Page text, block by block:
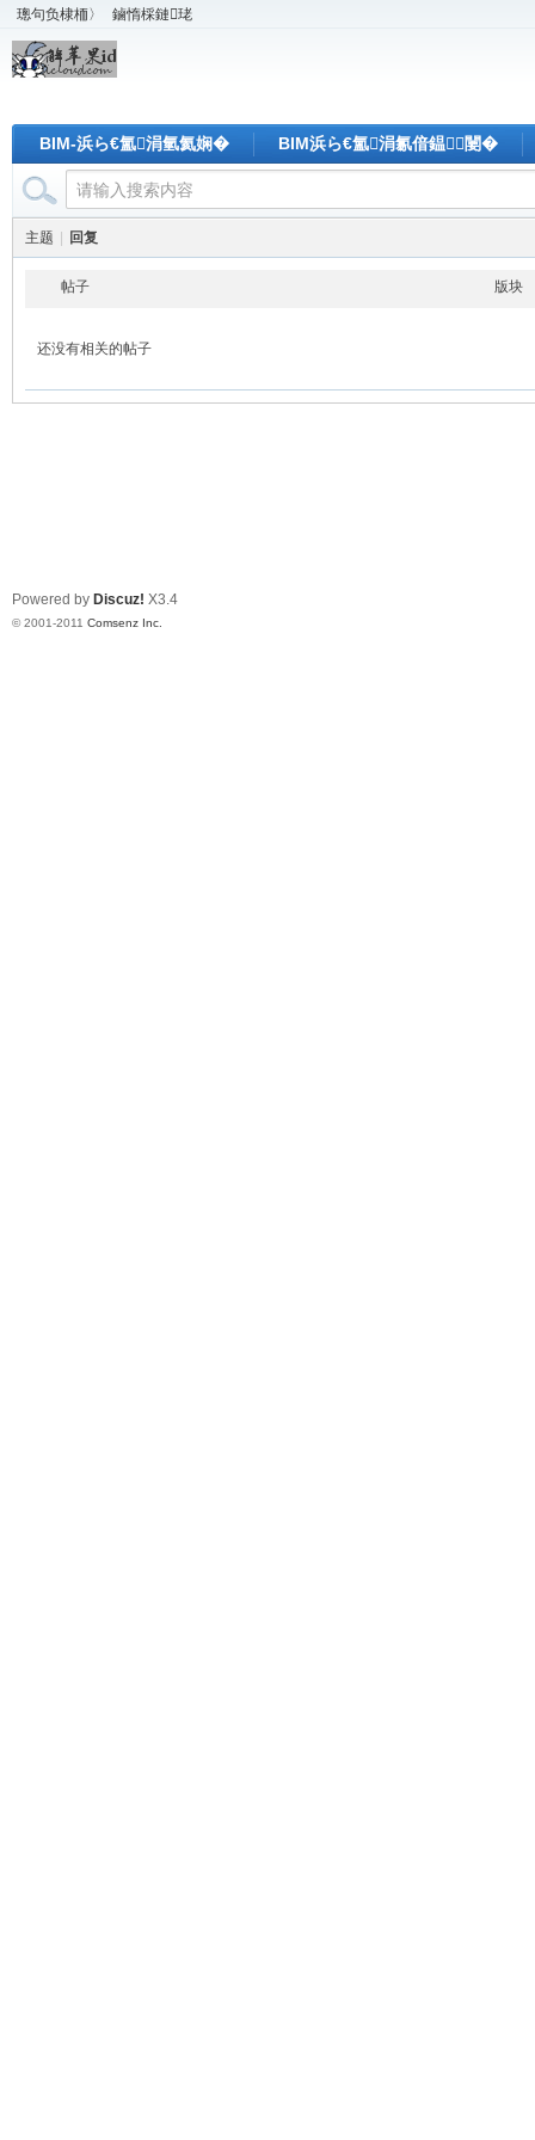
璁句负棣栭〉 鏀惰棌鏈珯
BIM-浜ら€氳涓氫氦娴� BIM浜ら€氳涓氱偣鎾闄�
主题 回复
帖子 版块
还没有相关的帖子
Powered by Discuz! X3.4
© 2001-2011 Comsenz Inc.